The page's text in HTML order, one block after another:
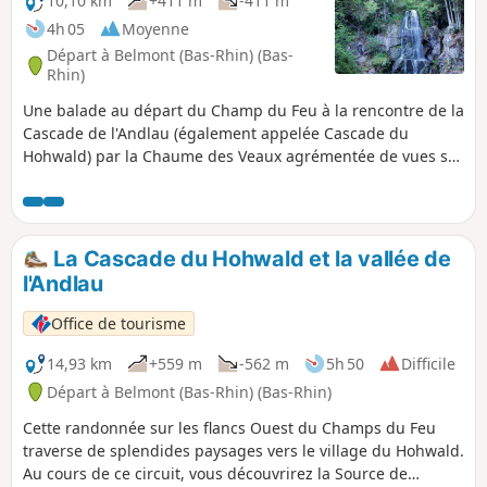
4h 05
Moyenne
Départ à Belmont (Bas-Rhin) (Bas-
Rhin)
Une balade au départ du Champ du Feu à la rencontre de la
Cascade de l'Andlau (également appelée Cascade du
Hohwald) par la Chaume des Veaux agrémentée de vues sur
La Cascade du Hohwald et la vallée de
l'Andlau
Office de tourisme
14,93 km
+559 m -562 m 5h 50
Difficile
Départ à Belmont (Bas-Rhin) (Bas-Rhin)
Cette randonnée sur les flancs Ouest du Champs du Feu
traverse de splendides paysages vers le village du Hohwald.
Au cours de ce circuit, vous découvrirez la Source de